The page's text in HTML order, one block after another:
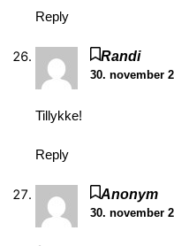
Reply
Randi
30. november
Tillykke!
Reply
Anonym
30. november